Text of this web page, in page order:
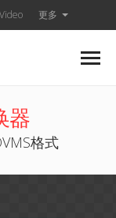
更多
器
格式